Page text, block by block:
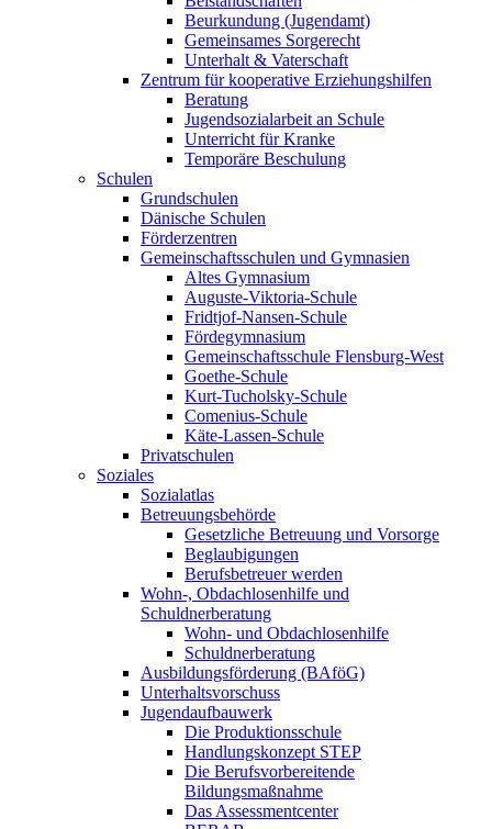
Beurkundung (Jugendamt)
Gemeinsames Sorgerecht
Unterhalt & Vaterschaft
Zentrum für kooperative Erziehungshilfen
Beratung
Jugendsozialarbeit an Schule
Unterricht für Kranke
Temporäre Beschulung
Schulen
Grundschulen
Dänische Schulen
Förderzentren
Gemeinschaftsschulen und Gymnasien
Altes Gymnasium
Auguste-Viktoria-Schule
Fridtjof-Nansen-Schule
Fördegymnasium
Gemeinschaftsschule Flensburg-West
Goethe-Schule
Kurt-Tucholsky-Schule
Comenius-Schule
Käte-Lassen-Schule
Privatschulen
Soziales
Sozialatlas
Betreuungsbehörde
Gesetzliche Betreuung und Vorsorge
Beglaubigungen
Berufsbetreuer werden
Wohn-, Obdachlosenhilfe und
Schuldnerberatung
Wohn- und Obdachlosenhilfe
Schuldnerberatung
Ausbildungsförderung (BAföG)
Unterhaltsvorschuss
Jugendaufbauwerk
Die Produktionsschule
Handlungskonzept STEP
Die Berufsvorbereitende
Bildungsmaßnahme
Das Assessmentcenter